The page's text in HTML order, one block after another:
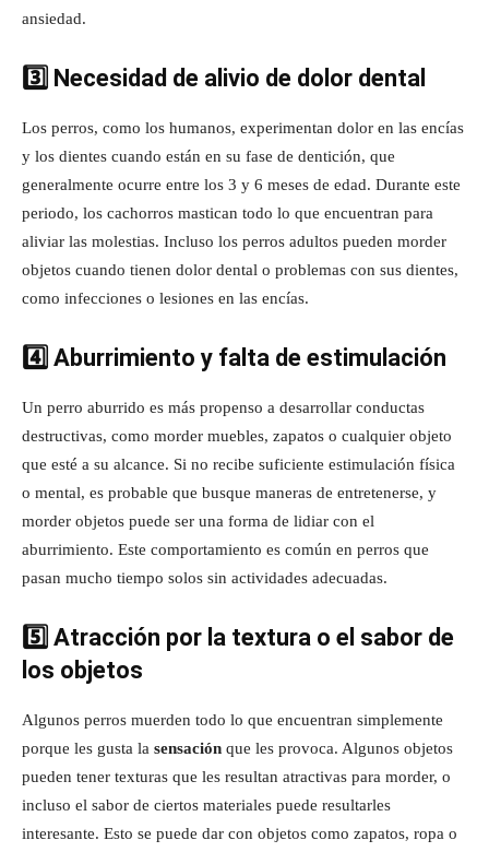
ansiedad.
3️⃣ Necesidad de alivio de dolor dental
Los perros, como los humanos, experimentan dolor en las encías
y los dientes cuando están en su fase de dentición, que
generalmente ocurre entre los 3 y 6 meses de edad. Durante este
periodo, los cachorros mastican todo lo que encuentran para
aliviar las molestias. Incluso los perros adultos pueden morder
objetos cuando tienen dolor dental o problemas con sus dientes,
como infecciones o lesiones en las encías.
4️⃣ Aburrimiento y falta de estimulación
Un perro aburrido es más propenso a desarrollar conductas
destructivas, como morder muebles, zapatos o cualquier objeto
que esté a su alcance. Si no recibe suficiente estimulación física
o mental, es probable que busque maneras de entretenerse, y
morder objetos puede ser una forma de lidiar con el
aburrimiento. Este comportamiento es común en perros que
pasan mucho tiempo solos sin actividades adecuadas.
5️⃣ Atracción por la textura o el sabor de
los objetos
Algunos perros muerden todo lo que encuentran simplemente
porque les gusta la sensación que les provoca. Algunos objetos
pueden tener texturas que les resultan atractivas para morder, o
incluso el sabor de ciertos materiales puede resultarles
interesante. Esto se puede dar con objetos como zapatos, ropa o